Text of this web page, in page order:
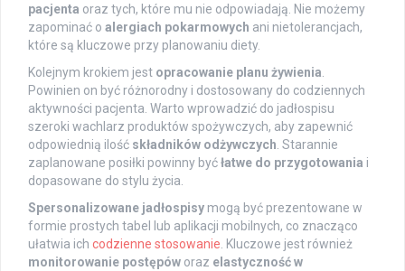
pacjenta oraz tych, które mu nie odpowiadają. Nie możemy
zapominać o alergiach pokarmowych ani nietolerancjach,
które są kluczowe przy planowaniu diety.
Kolejnym krokiem jest opracowanie planu żywienia
Powinien on być różnorodny i dostosowany do codziennych
aktywności pacjenta. Warto wprowadzić do jadłospisu
szeroki wachlarz produktów spożywczych, aby zapewnić
odpowiednią ilość składników odżywczych . Starannie
zaplanowane posiłki powinny byćłatwe do przygotowania i
dopasowane do stylu życia.
Spersonalizowane jadłospisy mogą być prezentowane w
formie prostych tabel lub aplikacji mobilnych, co znacząco
ułatwia ich codzienne stosowanie . Kluczowe jest również
monitorowanie postępów oraz elastyczność w